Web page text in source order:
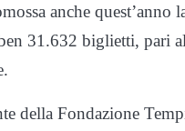
anche quest’anno
31.632 biglietti, pari
della Fondazione